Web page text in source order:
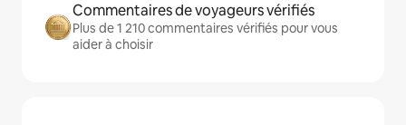
Commentaires de voyageurs vérifiés
Plus de 1 210 commentaires vérifiés pour vous
aider à choisir